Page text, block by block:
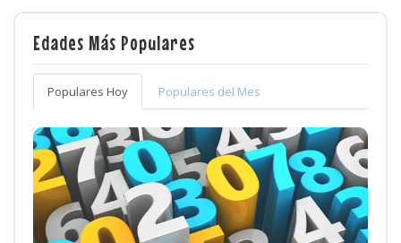
Edades Más Populares
Populares Hoy Populares del Mes